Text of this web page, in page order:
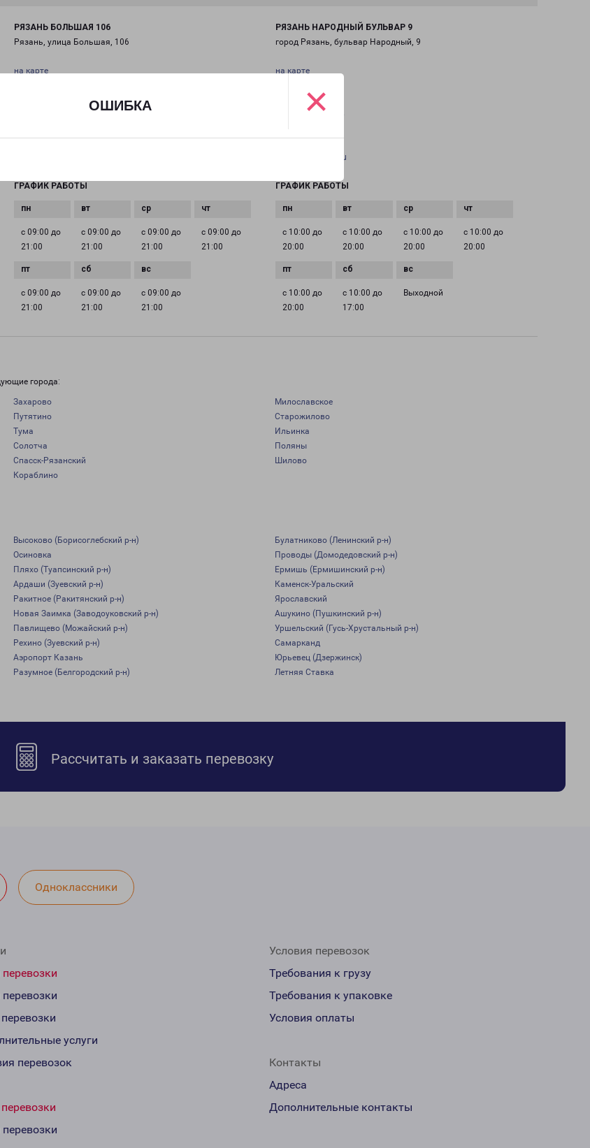
ОШИБКА ×
РЯЗАНЬ БОЛЬШАЯ 106
Рязань, улица Большая, 106
на карте
ГРАФИК РАБОТЫ
с 09:00 до
21:00
с 09:00 до
21:00
с 09:00 до
21:00
с 09:00 до
21:00
с 09:00 до
21:00
с 09:00 до
21:00
с 09:00 до
21:00
РЯЗАНЬ НАРОДНЫЙ БУЛЬВАР 9
город Рязань, бульвар Народный, 9
на карте
ТЕЛЕФОН
+7(4912) 466-244
ryazan@pecom.ru
ГРАФИК РАБОТЫ
с 10:00 до
20:00
с 10:00 до
20:00
с 10:00 до
20:00
с 10:00 до
20:00
с 10:00 до
20:00
с 10:00 до
17:00
Выходной
города:
Захарово
Милославское
Путятино
Старожилово
Тума
Ильинка
Солотча
Поляны
Спасск-Рязанский
Шилово
Кораблино
Высоково (Борисоглебский р-н)
Булатниково (Ленинский р-н)
Осиновка
Проводы (Домодедовский р-н)
Пляхо (Туапсинский р-н)
Ермишь (Ермишинский р-н)
Ардаши (Зуевский р-н)
Каменск-Уральский
Ракитное (Ракитянский р-н)
Ярославский
Новая Заимка (Заводоуковский р-н)
Ашукино (Пушкинский р-н)
Павлищево (Можайский р-н)
Уршельский (Гусь-Хрустальный р-н)
Рехино (Зуевский р-н)
Самарканд
Аэропорт Казань
Юрьевец (Дзержинск)
Разумное (Белгородский р-н) Летняя Ставка
Рассчитать и заказать перевозку
Одноклассники
услуги
перевозок
Условия перевозок
Требования к грузу
Требования к упаковке
Условия оплаты
Контакты
Адреса
Дополнительные контакты